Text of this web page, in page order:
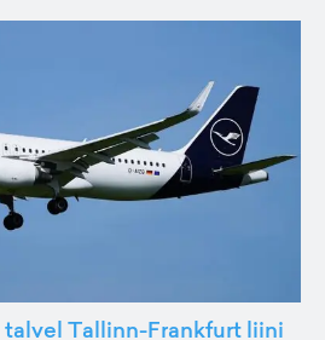
Tallinn-Frankfurt liini